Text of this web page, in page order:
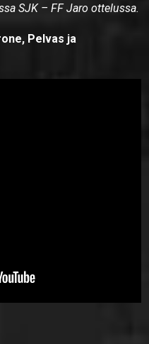
SJK – FF Jaro ottelussa.
Pelvas ja